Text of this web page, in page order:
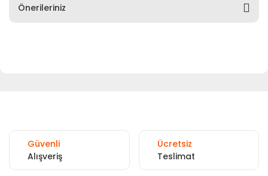
Önerileriniz
Güvenli
Alışveriş
Ücretsiz
Teslimat